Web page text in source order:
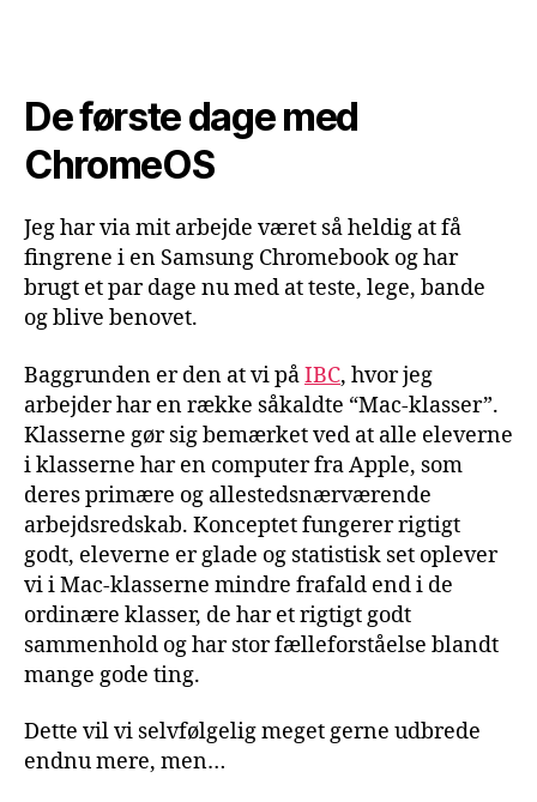
De første dage med
ChromeOS
Jeg har via mit arbejde været så heldig at få
fingrene i en Samsung Chromebook og har
brugt et par dage nu med at teste, lege, bande
og blive benovet.
Baggrunden er den at vi påIBC, hvor jeg
arbejder har en række såkaldte “Mac-klasser”.
Klasserne gør sig bemærket ved at alle eleverne
i klasserne har en computer fra Apple, som
deres primære og allestedsnærværende
arbejdsredskab. Konceptet fungerer rigtigt
godt, eleverne er glade og statistisk set oplever
vi i Mac-klasserne mindre frafald end i de
ordinære klasser, de har et rigtigt godt
sammenhold og har stor fælleforståelse blandt
mange gode ting.
Dette vil vi selvfølgelig meget gerne udbrede
endnu mere, men…